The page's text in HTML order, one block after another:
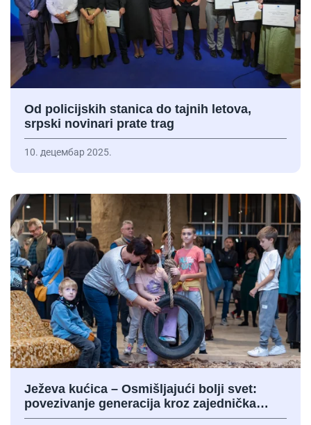
Od policijskih stanica do tajnih letova,
srpski novinari prate trag
10. децембар 2025.
Ježeva kućica – Osmišljajući bolji svet:
povezivanje generacija kroz zajednička…